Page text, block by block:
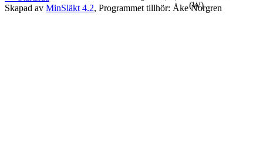
(W)
Skapad av MinSläkt 4.2, Programmet tillhör: Åke Norgren